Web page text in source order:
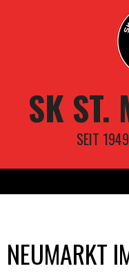
SK ST.
SEIT
NEUMARKT